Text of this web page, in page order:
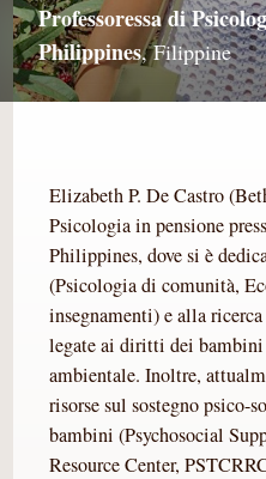
Professoressa di
Philippines, Filippine
Elizabeth P. De Castro
Psicologia in pensione
Philippines, dove si è
(Psicologia di comunità,
insegnamenti) e alla
legate ai diritti dei
ambientale. Inoltre,
risorse sul sostegno psico-
bambini (Psychosocial
Resource Center,